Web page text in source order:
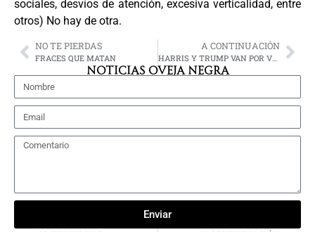
sociales, desvíos de atención, excesiva verticalidad, entre
otros) No hay de otra.
NO TE PIERDAS
FRACES QUE MATAN
A CONTINUACIÓN
HARRIS Y TRUMP VAN POR VOTANTES INDECISOS
NOTICIAS OVEJA NEGRA
Enviar